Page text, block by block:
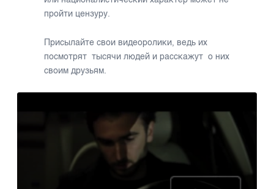
пройти цензуру.
Присылайте свои видеоролики, ведь их
посмотрят тысячи людей и расскажут о них
своим друзьям.